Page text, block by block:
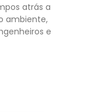
atrás a
ambiente,
e